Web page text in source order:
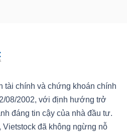
tài chính và chứng khoán chính
08/2002, với định hướng trở
đáng tin cậy của nhà đầu tư.
đã không ngừng nỗ